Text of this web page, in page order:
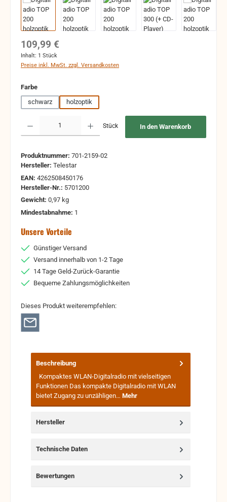
Regulärer Preis:
109,99 €
Inhalt: 1 Stück
Preise inkl. MwSt. zzgl. Versandkosten
Farbeauswählen
schwarz
holzoptik
Stück In den Warenkorb
Produktnummer: 701-2159-02
Hersteller: Telestar
EAN: 4262508450176
Hersteller-Nr.: 5701200
Gewicht: 0,97 kg
Mindestabnahme: 1
Unsere Vorteile
Günstiger Versand
Versand innerhalb von 1-2 Tage
14 Tage Geld-Zurück-Garantie
Bequeme Zahlungsmöglichkeiten
Dieses Produkt weiterempfehlen:
Beschreibung
Kompaktes WLAN-Digitalradio mit vielseitigen
Funktionen Das kompakte Digitalradio mit WLAN
bietet Zugang zu unzähligen… Mehr
Hersteller
Technische Daten
Bewertungen